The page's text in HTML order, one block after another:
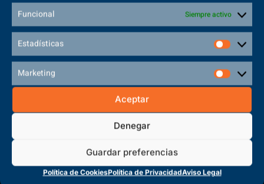
Funcional Siempre activo
Estadísticas
Marketing
Aceptar
Denegar
Guardar preferencias
Política de CookiesPolítica de PrivacidadAviso Legal
Polígono Sector VI, 45683, Cazalegas - Toledo
CENTRO DE FORMACIÓN
PROFESIONAL